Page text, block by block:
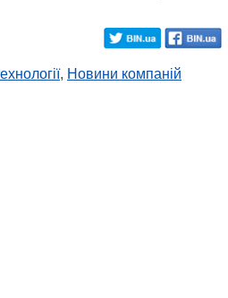
, Новини компаній